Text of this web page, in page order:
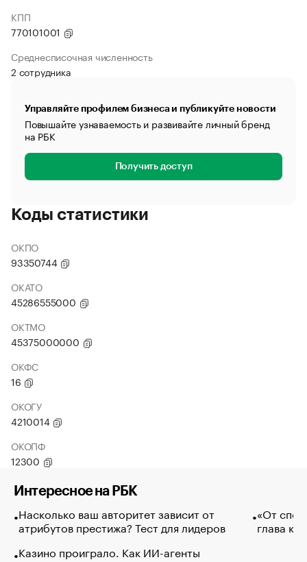
КПП
770101001
Среднесписочная численность
2 сотрудника
Управляйте профилем бизнеса и публикуйте новости
Повышайте узнаваемость и развивайте личный бренд
на РБК
Получить доступ
Коды статистики
ОКПО
93350744
ОКАТО
45286555000
ОКТМО
45375000000
ОКФС
16
ОКОГУ
4210014
ОКОПФ
12300
Интересное на РБК
Насколько ваш авторитет зависит от
атрибутов престижа? Тест для лидеров
Казино проиграло. Как ИИ-агенты
«От
глава